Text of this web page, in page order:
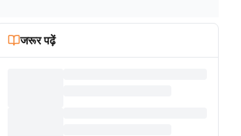
जरूर पढ़ें